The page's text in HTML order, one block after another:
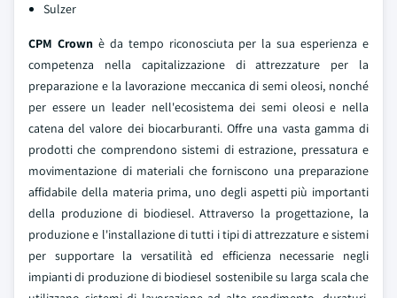
Sulzer
CPM Crown è da tempo riconosciuta per la sua esperienza e
competenza nella capitalizzazione di attrezzature per la
preparazione e la lavorazione meccanica di semi oleosi, nonché
per essere un leader nell'ecosistema dei semi oleosi e nella
catena del valore dei biocarburanti. Offre una vasta gamma di
prodotti che comprendono sistemi di estrazione, pressatura e
movimentazione di materiali che forniscono una preparazione
affidabile della materia prima, uno degli aspetti più importanti
della produzione di biodiesel. Attraverso la progettazione, la
produzione e l'installazione di tutti i tipi di attrezzature e sistemi
per supportare la versatilità ed efficienza necessarie negli
impianti di produzione di biodiesel sostenibile su larga scala che